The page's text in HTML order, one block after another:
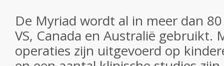
De Myriad wordt al in meer dan
VS, Canada en Australië gebruikt.
operaties zijn uitgevoerd op